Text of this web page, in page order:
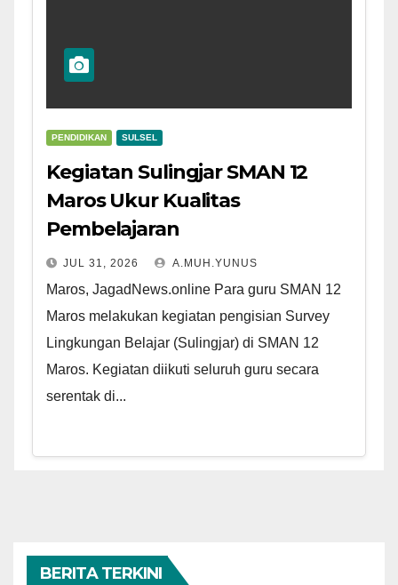
PENDIDIKAN SULSEL
Kegiatan Sulingjar SMAN 12
Maros Ukur Kualitas
Pembelajaran
JUL 31, 2026 A.MUH.YUNUS
Maros, JagadNews.online Para guru SMAN 12
Maros melakukan kegiatan pengisian Survey
Lingkungan Belajar (Sulingjar) di SMAN 12
Maros. Kegiatan diikuti seluruh guru secara
serentak di...
BERITA TERKINI